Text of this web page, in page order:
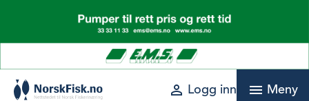
content
perm_identity Logg inn menu Meny